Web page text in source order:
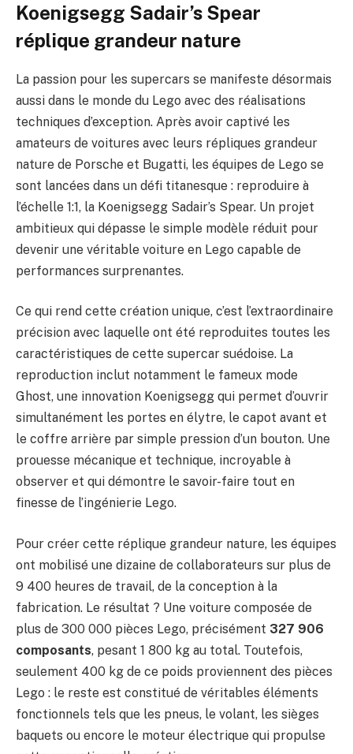
Koenigsegg Sadair’s Spear
réplique grandeur nature
La passion pour les supercars se manifeste désormais
aussi dans le monde du Lego avec des réalisations
techniques d’exception. Après avoir captivé les
amateurs de voitures avec leurs répliques grandeur
nature de Porsche et Bugatti, les équipes de Lego se
sont lancées dans un défi titanesque : reproduire à
l’échelle 1:1, la Koenigsegg Sadair’s Spear. Un projet
ambitieux qui dépasse le simple modèle réduit pour
devenir une véritable voiture en Lego capable de
performances surprenantes.
Ce qui rend cette création unique, c’est l’extraordinaire
précision avec laquelle ont été reproduites toutes les
caractéristiques de cette supercar suédoise. La
reproduction inclut notamment le fameux mode
Ghost, une innovation Koenigsegg qui permet d’ouvrir
simultanément les portes en élytre, le capot avant et
le coffre arrière par simple pression d’un bouton. Une
prouesse mécanique et technique, incroyable à
observer et qui démontre le savoir-faire tout en
finesse de l’ingénierie Lego.
Pour créer cette réplique grandeur nature, les équipes
ont mobilisé une dizaine de collaborateurs sur plus de
9 400 heures de travail, de la conception à la
fabrication. Le résultat ? Une voiture composée de
plus de 300 000 pièces Lego, précisément 327 906
composants, pesant 1 800 kg au total. Toutefois,
seulement 400 kg de ce poids proviennent des pièces
Lego : le reste est constitué de véritables éléments
fonctionnels tels que les pneus, le volant, les sièges
baquets ou encore le moteur électrique qui propulse